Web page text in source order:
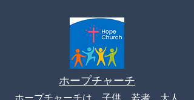
ホープチャーチ